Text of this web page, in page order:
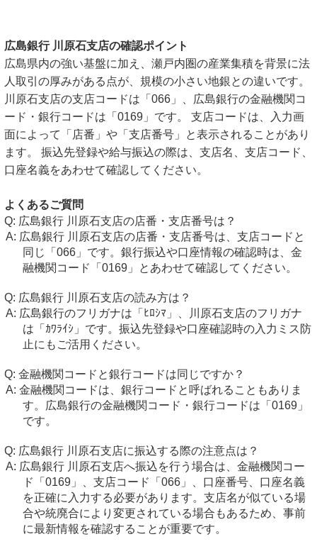
広島銀行 川原石支店の確認ポイント
広島県内の強い基盤に加え、瀬戸内圏の産業集積を背景に法
人取引の厚みがある点が、規模の小さい地銀との違いです。
川原石支店の支店コードは「066」、広島銀行の金融機関コ
ード・銀行コードは「0169」です。 支店コードは、入力画
面によって「店番」や「支店番号」と表示されることがあり
ます。 振込先登録や給与振込の際は、支店名、支店コード、
口座名義をあわせて確認してください。
よくあるご質問
広島銀行 川原石支店の店番・支店番号は？
広島銀行 川原石支店の店番・支店番号は、支店コードと
同じ「066」です。銀行振込や口座情報の確認時は、金
融機関コード「0169」とあわせて確認してください。
広島銀行 川原石支店の読み方は？
広島銀行のフリガナは「ﾋﾛｼﾏ」、川原石支店のフリガナ
は「ｶﾜﾗｲｼ」です。振込先登録や口座確認時の入力ミス防
止にもご活用ください。
金融機関コードと銀行コードは同じですか？
金融機関コードは、銀行コードと呼ばれることもありま
す。広島銀行の金融機関コード・銀行コードは「0169」
です。
広島銀行 川原石支店に振込する際の注意点は？
広島銀行 川原石支店へ振込を行う場合は、金融機関コー
ド「0169」、支店コード「066」、口座番号、口座名義
を正確に入力する必要があります。支店名が似ている場
合や統廃合により変更されている場合もあるため、事前
に最新情報を確認することが重要です。